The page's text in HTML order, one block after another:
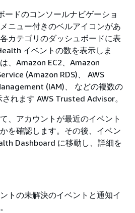
ードのコンソールナビゲーショ
ニュー付きのベルアイコンがあ
カテゴリのダッシュボードに表
イベントの数を表示しま
、Amazon EC2、Amazon
(Amazon RDS)、 AWS
(IAM)、 などの複数の
れます AWS Trusted Advisor。
、アカウントが最近のイベント
を確認します。その後、イベン
Dashboard に移動し、詳細を
トの未解決のイベントと通知イ